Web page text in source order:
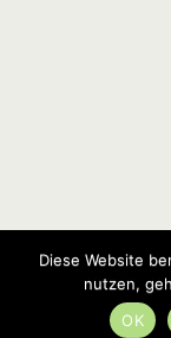
Diese Website
nutzen,
OK